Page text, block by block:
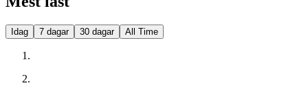
Idag 7 dagar 30 dagar All Time